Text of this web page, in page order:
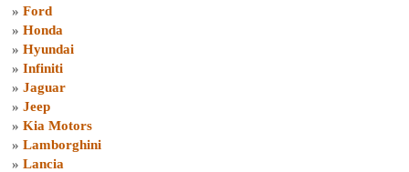
» Ford
» Honda
» Hyundai
» Infiniti
» Jaguar
» Jeep
» Kia Motors
» Lamborghini
» Lancia